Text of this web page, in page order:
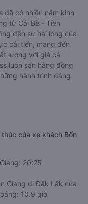
đã có nhiều năm kinh
từ Cái Bè - Tiền
đến sự hài lòng của
cải tiến, mang đến
lượng với giá cả
luôn sẵn hàng đồng
hành trình đáng
của xe khách Bốn
20:25
Giang đi Đắk Lắk của
10.9 giờ